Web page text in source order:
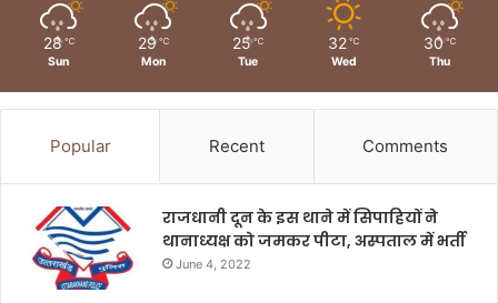
28 ℃
Sun
29 ℃
Mon
25 ℃
Tue
32 ℃
Wed
30 ℃
Thu
Popular Recent Comments
राजधानी दून के इस थाने में सिपाहियों ने
थानाध्यक्ष को जमकर पीटा, अस्पताल में भर्ती
June 4, 2022